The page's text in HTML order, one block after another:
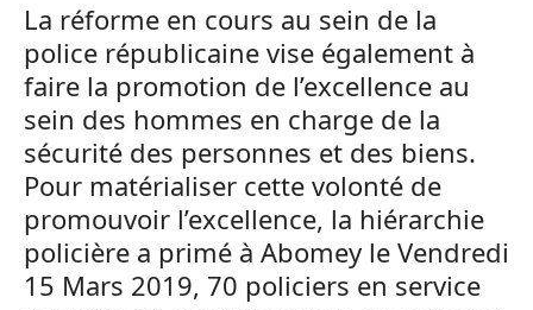
La réforme en cours au sein de la
police républicaine vise également à
faire la promotion de l’excellence au
sein des hommes en charge de la
sécurité des personnes et des biens.
Pour matérialiser cette volonté de
promouvoir l’excellence, la hiérarchie
policière a primé à Abomey le Vendredi
15 Mars 2019, 70 policiers en service